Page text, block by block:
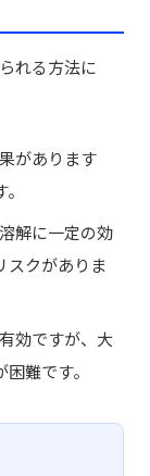
れる方法に
があります
解に一定の効
スクがありま
効ですが、大
難です。